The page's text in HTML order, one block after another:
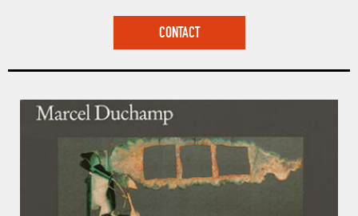
CONTACT